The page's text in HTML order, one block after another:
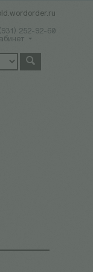
252-92-60